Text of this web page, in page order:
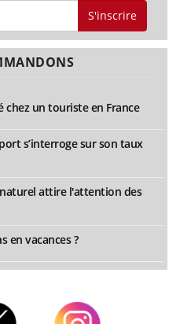
S'inscrire
chez un touriste en France
s’interroge sur son taux
naturel attire l'attention des
en vacances ?